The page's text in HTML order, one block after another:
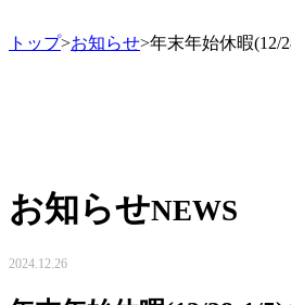
トップ>お知らせ>年末年始休暇(12/
お知らせNEWS
2024.12.26